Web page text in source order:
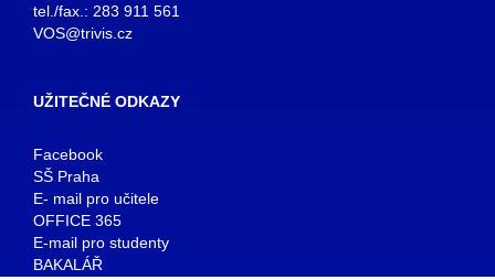
tel./fax.: 283 911 561
VOS@trivis.cz
UŽITEČNÉ ODKAZY
Facebook
SŠ Praha
E- mail pro učitele
OFFICE 365
E-mail pro studenty
BAKALÁŘ